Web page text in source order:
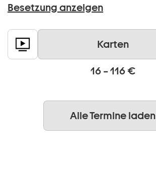
Besetzung anzeigen
Karten
16 – 116 €
Alle Termine laden